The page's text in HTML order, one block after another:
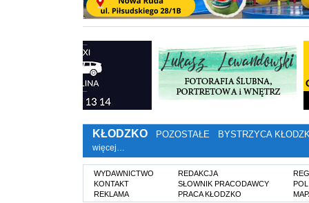
KŁODZKO POZOSTAŁE BYSTRZYCA
więcej…
WYDAWNICTWO
KONTAKT
REKLAMA
REDAKCJA
SŁOWNIK PRACODAWCY
PRACA KŁODZKO